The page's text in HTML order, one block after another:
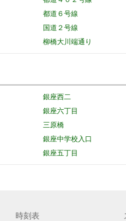
都道６号線
国道２号線
柳橋大川端通り
銀座西二
銀座六丁目
三原橋
銀座中学校入口
銀座五丁目
時刻表